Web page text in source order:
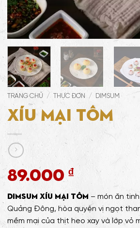
TRANG CHỦ / THỰC ĐƠN / DIMSUM
Xíu Mại Tôm
89.000₫
Dimsum Xíu Mại Tôm – món ăn
Quảng Đông, hòa quyện vị ngọt
mềm mại của thịt heo xay và lớp vỏ